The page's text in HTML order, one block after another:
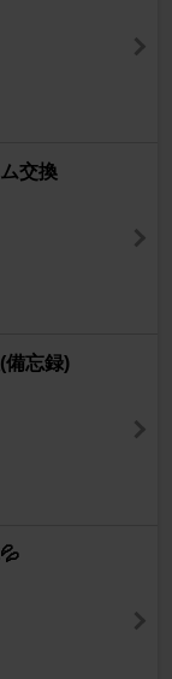
交換
備忘録)